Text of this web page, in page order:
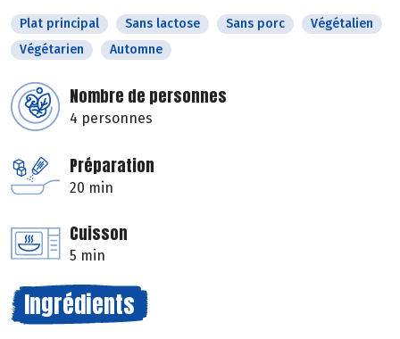
Plat principal Sans lactose Sans porc
Végétalien
Végétarien
Automne
Nombre de personnes
4 personnes
Préparation
20 min
Cuisson
5 min
Ingrédients